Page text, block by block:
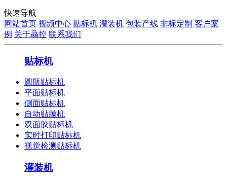
快速导航
网站首页 视频中心 贴标机 灌装机 包装产线 非标定制 客户案
例 关于骉控 联系我们
贴标机
圆瓶贴标机
平面贴标机
侧面贴标机
自动贴膜机
双面胶贴标机
实时打印贴标机
视觉检测贴标机
灌装机